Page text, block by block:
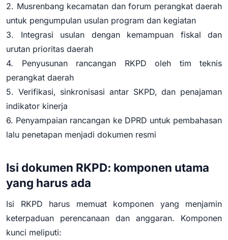
2. Musrenbang kecamatan dan forum perangkat daerah
untuk pengumpulan usulan program dan kegiatan
3. Integrasi usulan dengan kemampuan fiskal dan
urutan prioritas daerah
4. Penyusunan rancangan RKPD oleh tim teknis
perangkat daerah
5. Verifikasi, sinkronisasi antar SKPD, dan penajaman
indikator kinerja
6. Penyampaian rancangan ke DPRD untuk pembahasan
lalu penetapan menjadi dokumen resmi
Isi dokumen RKPD: komponen utama
yang harus ada
Isi RKPD harus memuat komponen yang menjamin
keterpaduan perencanaan dan anggaran. Komponen
kunci meliputi: